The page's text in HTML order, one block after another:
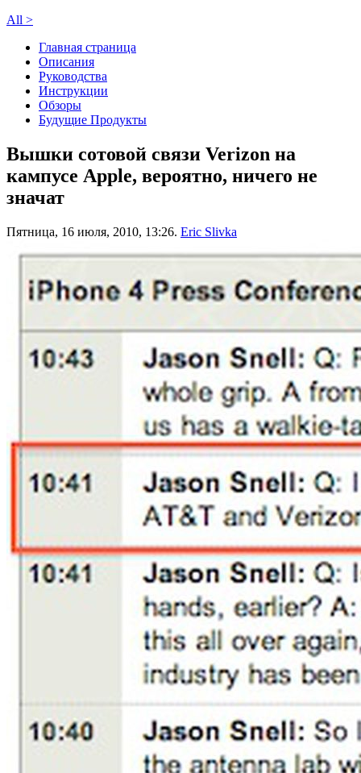
All >
Главная страница
Описания
Руководства
Инструкции
Обзоры
Будущие Продукты
Вышки сотовой связи Verizon на
кампусе Apple, вероятно, ничего не
значат
Пятница, 16 июля, 2010, 13:26. Eric Slivka